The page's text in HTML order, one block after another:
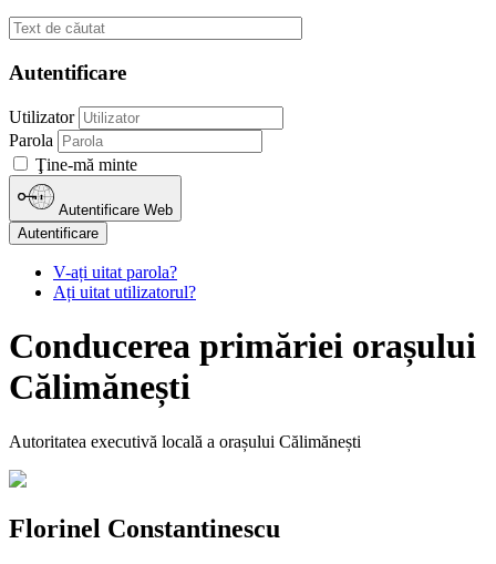
Autentificare
Utilizator
Parola
Ţine-mă minte
Autentificare Web
Autentificare
V-ați uitat parola?
Ați uitat utilizatorul?
Conducerea primăriei orașului
Călimănești
Autoritatea executivă locală a orașului Călimănești
Florinel Constantinescu